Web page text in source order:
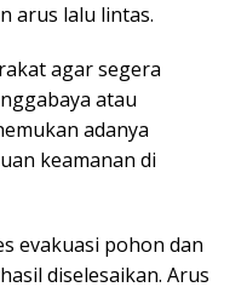
arus lalu lintas.
agar segera
atau
adanya
keamanan di
evakuasi pohon dan
diselesaikan. Arus